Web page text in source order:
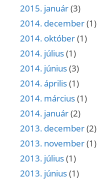
2015. január(3)
2014. december(1)
2014. október(1)
2014. július(1)
2014. június(3)
2014. április(1)
2014. március(1)
2014. január(2)
2013. december(2)
2013. november(1)
2013. július(1)
2013. június(1)